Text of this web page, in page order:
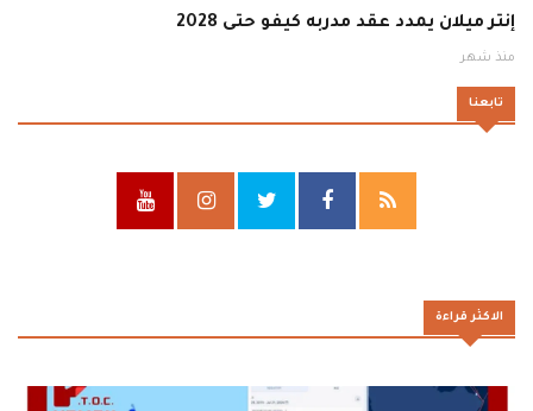
إنتر ميلان يمدد عقد مدربه كيفو حتى 2028
منذ شهر
تابعنا
الاكثر قراءة